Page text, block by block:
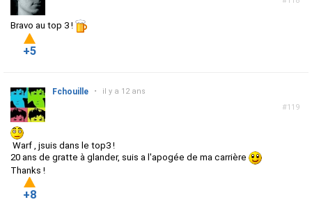
Bravo au top 3 !
+5
#119
Fchouille • il y a 12 ans
Warf , jsuis dans le top3 !
20 ans de gratte à glander, suis a l'apogée de ma carrière
Thanks !
+8